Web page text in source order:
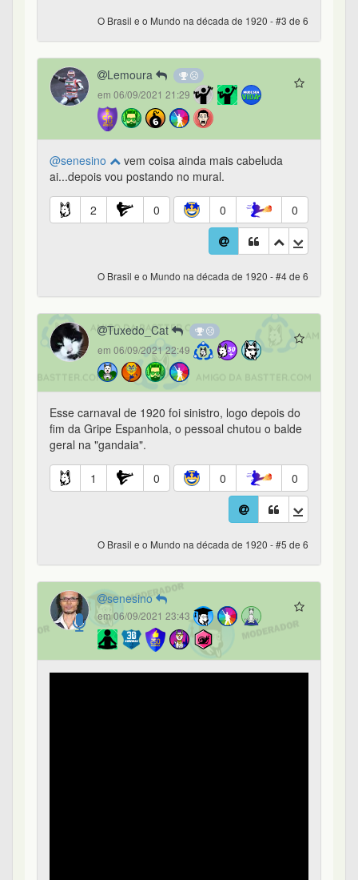
O Brasil e o Mundo na década de 1920 - #3 de 6
Lemoura
em 06/09/2021 21:29
@senesino
vem coisa ainda mais cabeluda
ai...depois vou postando no mural.
2 0 0 0
O Brasil e o Mundo na década de 1920 - #4 de 6
Tuxedo_Cat
em 06/09/2021 22:49
Esse carnaval de 1920 foi sinistro, logo depois do
fim da Gripe Espanhola, o pessoal chutou o balde
geral na "gandaia".
1 0 0 0
O Brasil e o Mundo na década de 1920 - #5 de 6
senesino
em 06/09/2021 23:43